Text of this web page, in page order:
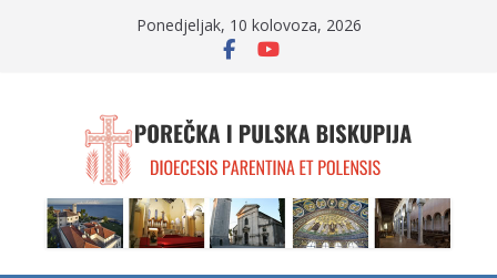
Ponedjeljak, 10 kolovoza, 2026